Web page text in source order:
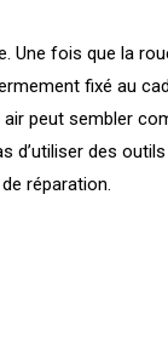
Une fois que la
fixé au
peut sembler
d’utiliser des
réparation.